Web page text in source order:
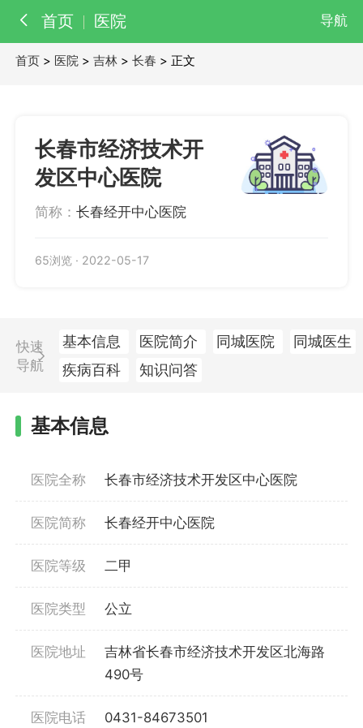
首页 医院 导航
医生
首页 > 医院 >吉林 >长春 > 正文
长春市经济技术开
发区中心医院
简称： 长春经开中心医院
65浏览 · 2022-05-17
快速
导航
基本信息 医院简介 同城医院
同城医生
疾病百科
知识问答
基本信息
医院全称 长春市经济技术开发区中心医院
医院简称 长春经开中心医院
医院等级 二甲
医院类型 公立
医院地址
吉林省长春市经济技术开发区北海路
490号
医院电话 0431-84673501